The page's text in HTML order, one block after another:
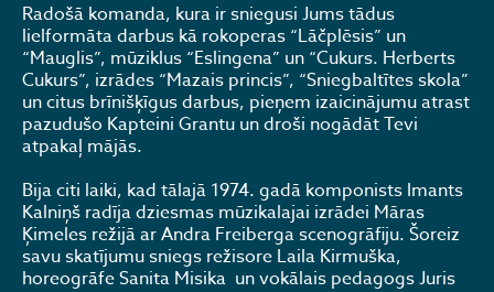
Radošā komanda, kura ir sniegusi Jums tādus
lielformāta darbus kā rokoperas “Lāčplēsis” un
“Mauglis”, mūziklus “Eslingena” un “Cukurs. Herberts
Cukurs”, izrādes “Mazais princis”, “Sniegbaltītes skola”
un citus brīnišķīgus darbus, pieņem izaicinājumu atrast
pazudušo Kapteini Grantu un droši nogādāt Tevi
atpakaļ mājās.
Bija citi laiki, kad tālajā 1974. gadā komponists Imants
Kalniņš radīja dziesmas mūzikalajai izrādei Māras
Ķimeles režijā ar Andra Freiberga scenogrāfiju. Šoreiz
savu skatījumu sniegs režisore Laila Kirmuška,
horeogrāfe Sanita Misika un vokālais pedagogs Juris